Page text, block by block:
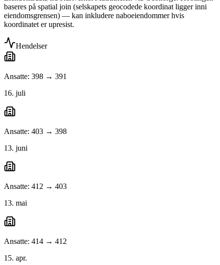
baseres på spatial join (selskapets geocodede koordinat ligger inni
eiendomsgrensen) — kan inkludere naboeiendommer hvis
koordinatet er upresist.
Hendelser
Ansatte: 398 → 391
16. juli
Ansatte: 403 → 398
13. juni
Ansatte: 412 → 403
13. mai
Ansatte: 414 → 412
15. apr.